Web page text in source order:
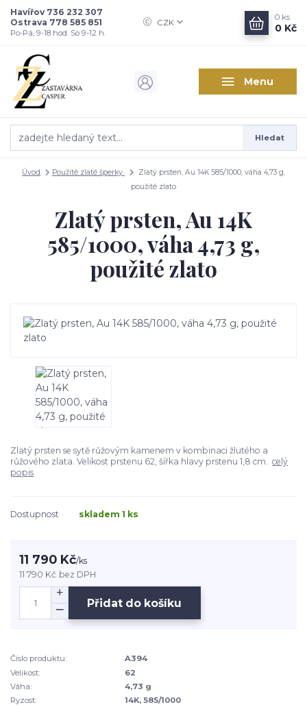
Menu
CZK
Hledat
Havířov 736 232 307
Ostrava 778 585 851
Po-Pá, 9-18 hod. So 9-12 h.
0 ks
0 Kč
Úvod Použité zlaté šperky
Zlatý prsten, Au 14K 585/1000, váha 4,73 g,
použité zlato
Zlatý prsten, Au 14K
585/1000, váha 4,73 g,
použité zlato
Zlatý prsten se sytě růžovým kamenem v kombinaci žlutého a
růžového zlata. Velikost prstenu 62, šířka hlavy prstenu 1,8 cm. celý
popis
Dostupnost skladem 1 ks
11 790 Kč/ks
11 790 Kč bez DPH
Přidat do košíku
Číslo produktu:
A394
Velikost:
62
Váha:
4,73 g
Ryzost:
14K, 585/1000